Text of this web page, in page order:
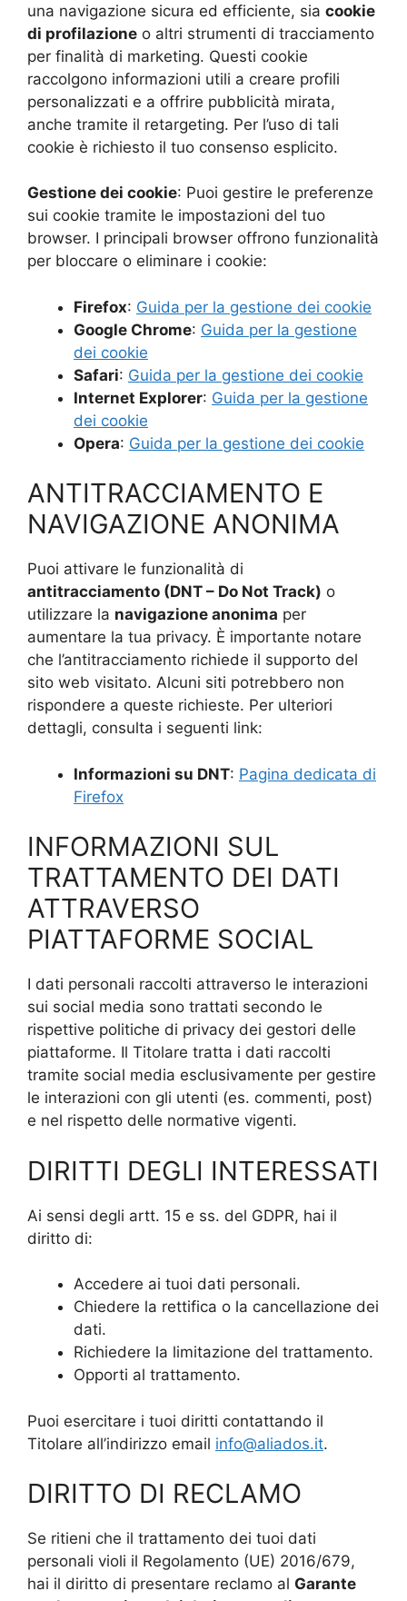
una navigazione sicura ed efficiente, sia cookie
di profilazione o altri strumenti di tracciamento
per finalità di marketing. Questi cookie
raccolgono informazioni utili a creare profili
personalizzati e a offrire pubblicità mirata,
anche tramite il retargeting. Per l’uso di tali
cookie è richiesto il tuo consenso esplicito.
Gestione dei cookie: Puoi gestire le preferenze
sui cookie tramite le impostazioni del tuo
browser. I principali browser offrono funzionalità
per bloccare o eliminare i cookie:
Firefox: Guida per la gestione dei cookie
Google Chrome: Guida per la gestione
dei cookie
Safari: Guida per la gestione dei cookie
Internet Explorer: Guida per la gestione
dei cookie
Opera: Guida per la gestione dei cookie
ANTITRACCIAMENTO E
NAVIGAZIONE ANONIMA
Puoi attivare le funzionalità di
antitracciamento (DNT – Do Not Track) o
utilizzare la navigazione anonima per
aumentare la tua privacy. È importante notare
che l’antitracciamento richiede il supporto del
sito web visitato. Alcuni siti potrebbero non
rispondere a queste richieste. Per ulteriori
dettagli, consulta i seguenti link:
Informazioni su DNT: Pagina dedicata di
Firefox
INFORMAZIONI SUL
TRATTAMENTO DEI DATI
ATTRAVERSO
PIATTAFORME SOCIAL
I dati personali raccolti attraverso le interazioni
sui social media sono trattati secondo le
rispettive politiche di privacy dei gestori delle
piattaforme. Il Titolare tratta i dati raccolti
tramite social media esclusivamente per gestire
le interazioni con gli utenti (es. commenti, post)
e nel rispetto delle normative vigenti.
DIRITTI DEGLI INTERESSATI
Ai sensi degli artt. 15 e ss. del GDPR, hai il
diritto di:
Accedere ai tuoi dati personali.
Chiedere la rettifica o la cancellazione dei
dati.
Richiedere la limitazione del trattamento.
Opporti al trattamento.
Puoi esercitare i tuoi diritti contattando il
Titolare all’indirizzo email info@aliados.it.
DIRITTO DI RECLAMO
Se ritieni che il trattamento dei tuoi dati
personali violi il Regolamento (UE) 2016/679,
hai il diritto di presentare reclamo al Garante